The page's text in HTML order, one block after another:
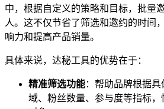
中，根据自定义的策略和目标，批量
人。这不仅节省了筛选和邀约的时间
响力和提高产品销量。
具体来说，达秘工具的优势在于：
精准筛选功能：帮助品牌根据
域、粉丝数量、参与度等指标